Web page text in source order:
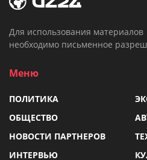
Для использования материалов
необходимо письменное
Меню
ПОЛИТИКА
ОБЩЕСТВО
НОВОСТИ ПАРТНЕРОВ
ИНТЕРВЬЮ